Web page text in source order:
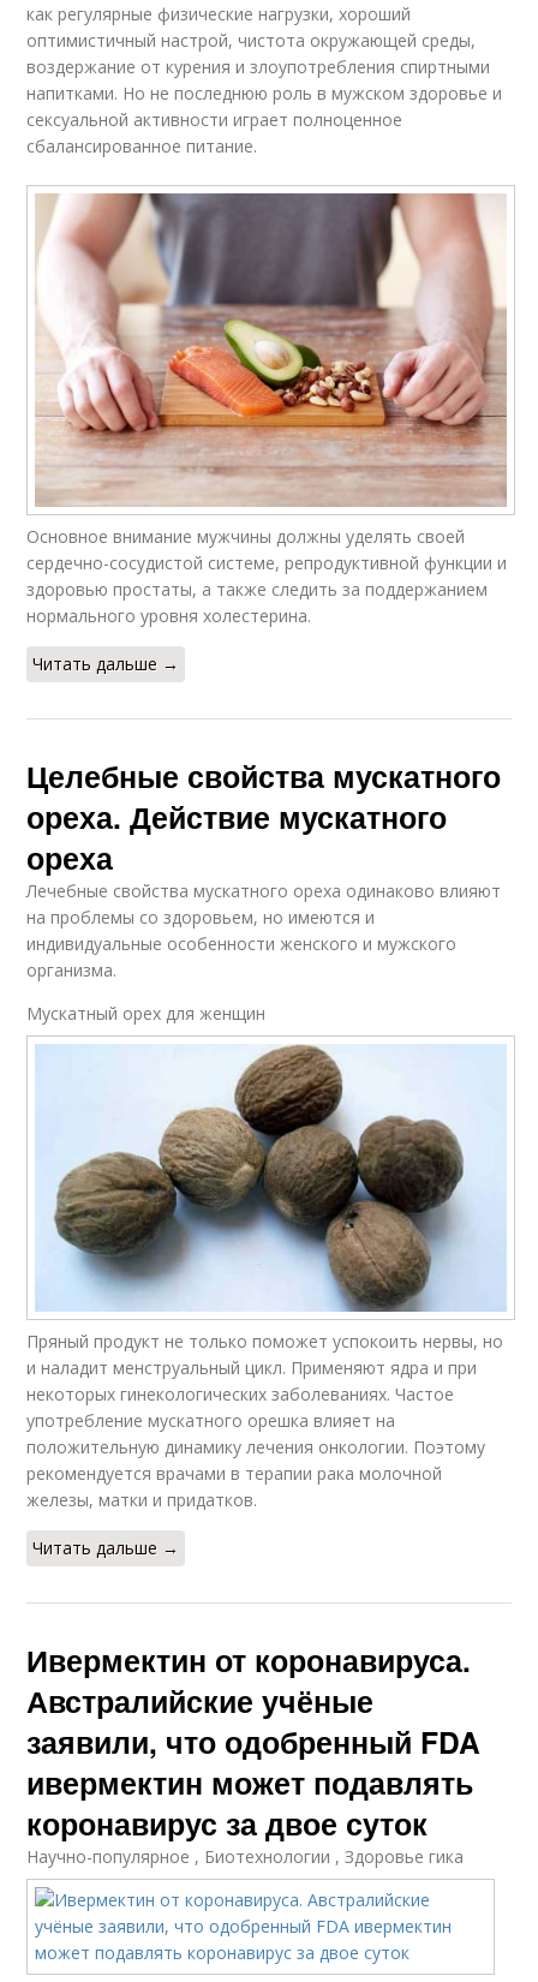
как регулярные физические нагрузки, хороший
оптимистичный настрой, чистота окружающей среды,
воздержание от курения и злоупотребления спиртными
напитками. Но не последнюю роль в мужском здоровье и
сексуальной активности играет полноценное
сбалансированное питание.
Основное внимание мужчины должны уделять своей
сердечно-сосудистой системе, репродуктивной функции и
здоровью простаты, а также следить за поддержанием
нормального уровня холестерина.
Читать дальше →
Целебные свойства мускатного
ореха. Действие мускатного
ореха
Лечебные свойства мускатного ореха одинаково влияют
на проблемы со здоровьем, но имеются и
индивидуальные особенности женского и мужского
организма.
Мускатный орех для женщин
Пряный продукт не только поможет успокоить нервы, но
и наладит менструальный цикл. Применяют ядра и при
некоторых гинекологических заболеваниях. Частое
употребление мускатного орешка влияет на
положительную динамику лечения онкологии. Поэтому
рекомендуется врачами в терапии рака молочной
железы, матки и придатков.
Читать дальше →
Ивермектин от коронавируса.
Австралийские учёные
заявили, что одобренный FDA
ивермектин может подавлять
коронавирус за двое суток
Научно-популярное , Биотехнологии , Здоровье гика